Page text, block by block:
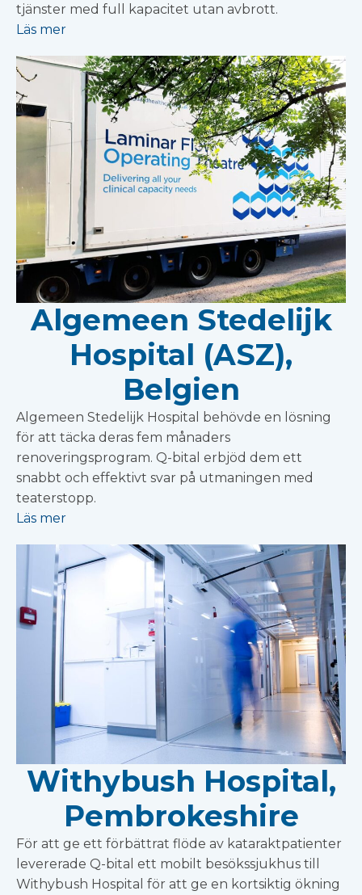
tjänster med full kapacitet utan avbrott.
Läs mer
Algemeen Stedelijk
Hospital (ASZ),
Belgien
Algemeen Stedelijk Hospital behövde en lösning
för att täcka deras fem månaders
renoveringsprogram. Q-bital erbjöd dem ett
snabbt och effektivt svar på utmaningen med
teaterstopp.
Läs mer
Withybush Hospital,
Pembrokeshire
För att ge ett förbättrat flöde av kataraktpatienter
levererade Q-bital ett mobilt besökssjukhus till
Withybush Hospital för att ge en kortsiktig ökning